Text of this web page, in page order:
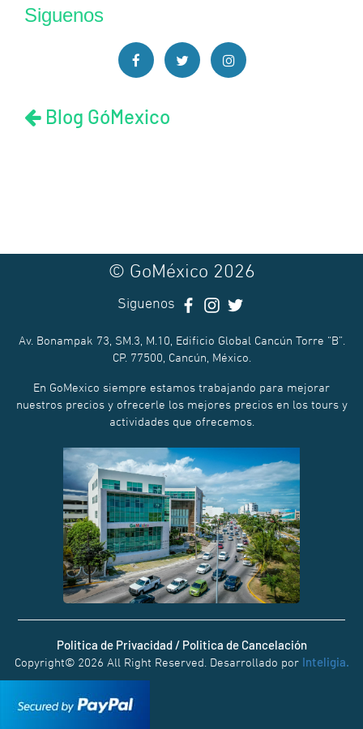
Siguenos
Blog GóMexico
© GoMéxico 2026
Siguenos
Av. Bonampak 73, SM.3, M.10, Edificio Global Cancún Torre “B”.
CP. 77500, Cancún, México.
En GoMexico siempre estamos trabajando para mejorar
nuestros precios y ofrecerle los mejores precios en los tours y
actividades que ofrecemos.
Politica de Privacidad / Politica de Cancelación
Copyright© 2026 All Right Reserved. Desarrollado por Inteligia.